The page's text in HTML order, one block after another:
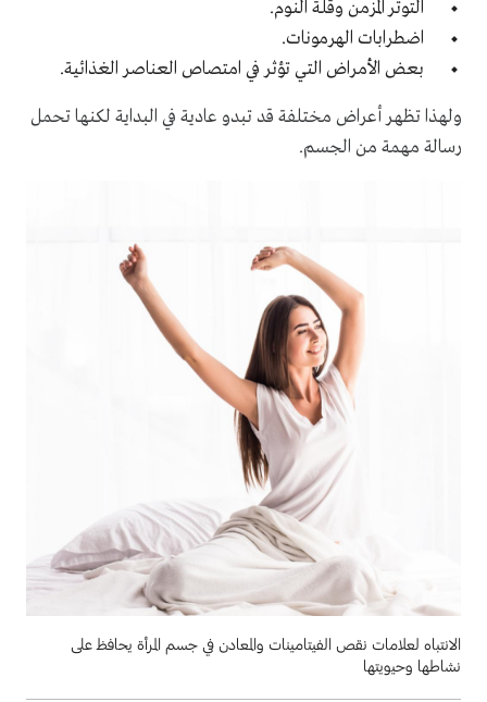
التوتر المزمن وقلة النوم.
اضطرابات الهرمونات.
بعض الأمراض التي تؤثر في امتصاص العناصر الغذائية.
ولهذا تظهر أعراض مختلفة قد تبدو عادية في البداية لكنها تحمل
رسالة مهمة من الجسم.
الانتباه لعلامات نقص الفيتامينات والمعادن في جسم المرأة يحافظ على
نشاطها وحيويتها